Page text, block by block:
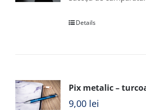
Details
Pix metalic –
9,00 lei